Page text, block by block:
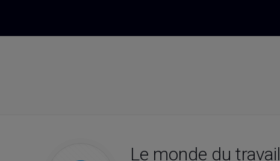
Le monde du